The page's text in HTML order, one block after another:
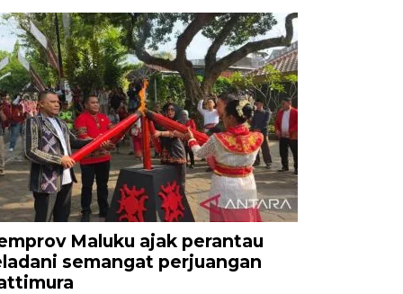
Maluku ajak perantau
semangat perjuangan